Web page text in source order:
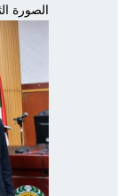
الصورة الثانية